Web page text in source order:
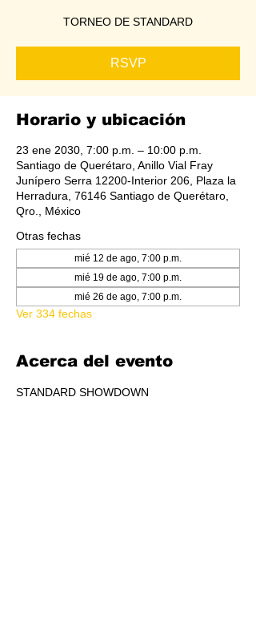
TORNEO DE STANDARD
RSVP
Horario y ubicación
23 ene 2030, 7:00 p.m. – 10:00 p.m.
Santiago de Querétaro, Anillo Vial Fray
Junípero Serra 12200-Interior 206, Plaza la
Herradura, 76146 Santiago de Querétaro,
Qro., México
Otras fechas
mié 12 de ago, 7:00 p.m.
mié 19 de ago, 7:00 p.m.
mié 26 de ago, 7:00 p.m.
Ver 334 fechas
Acerca del evento
STANDARD SHOWDOWN